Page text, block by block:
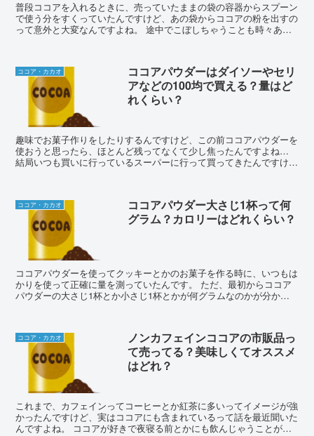
普段ココアを入れるときに、売っていたままの袋の容器からスプーン
で使う分をすくっていたんですけど、あの袋からココアの粉を出すの
って意外と大変なんですよね。 途中でこぼしちゃうことも時々あり
ココア・カカオ
ココアパウダーはダイソーやセリ
アなどの100均で買える？量はど
れくらい？
趣味でお菓子作りをしたりするんですけど、この前ココアパウダーを
使おうと思ったら、ほとんど残ってなくて少し焦ったんですよね…
結局いつも買いに行っているスーパーに行って買ってきたんですけ
ココア・カカオ
ココアパウダー大さじ1杯って何
グラム？カロリーはどれくらい？
ココアパウダーを使ってクッキーとかのお菓子を作る時に、いつもは
かりを使って正確に量を測っていたんです。 ただ、最初からココア
パウダーの大さじ1杯とか小さじ1杯とかが何グラムなのかが分かっ
ココア・カカオ
ノンカフェインココアの市販品っ
て売ってる？美味しくてオススメ
はどれ？
これまで、カフェインってコーヒーとか紅茶に多いってイメージが強
かったんですけど、実はココアにも含まれているって話を最近聞いた
んですよね。 ココアが好きで夜寝る前とかにも飲んじゃうことがあ